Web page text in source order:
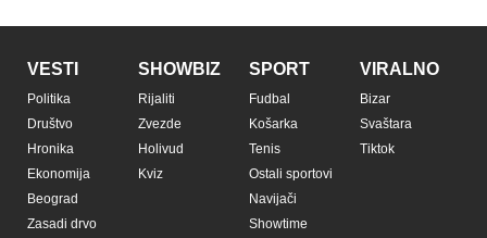
VESTI
Politika
Društvo
Hronika
Ekonomija
Beograd
Zasadi drvo
SHOWBIZ
Rijaliti
Zvezde
Holivud
Kviz
SPORT
Fudbal
Košarka
Tenis
Ostali sportovi
Navijači
Showtime
VIRALNO
Bizar
Svaštara
Tiktok